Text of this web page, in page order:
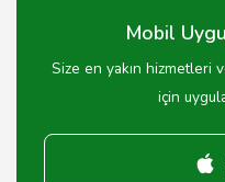
Mobil
Size en yakın hizmetleri
için